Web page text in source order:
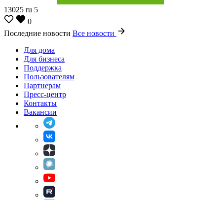
13025 ru 5
0
Последние новости Все новости
Для дома
Для бизнеса
Поддержка
Пользователям
Партнерам
Пресс-центр
Контакты
Вакансии